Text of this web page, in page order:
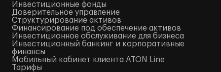
Инвестиционные фонды
Доверительное управление
Структурирование активов
Финансирование под обеспечение активов
Инвестиционное обслуживание для бизнеса
Инвестиционный банкинг и корпоративные
финансы
Мобильный кабинет клиента ATON Line
Тарифы